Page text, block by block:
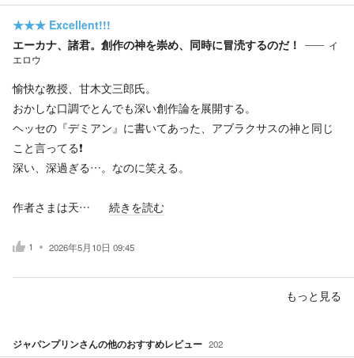
★★★ Excellent!!!
エーカナ、諸君。創作の神を崇め、同時に冒涜するのだ！
イ
エロウ
愉快な教授、甘木文三郎氏。
おかしな口調でとんでも深い創作論を展開する。
ヘッセの『デミアン』に書いてあった、アブラクサスの神と同じ
こと言ってる❗️
深い、深過ぎる…。なのに笑える。
作者さまは天… 続きを読む
1 2026年5月10日 09:45
もっと見る
ジャパンプリンさんの他のおすすめレビュー 202